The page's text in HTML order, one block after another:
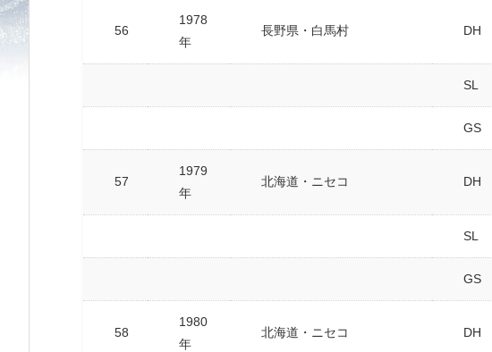
56
1978
年
長野県・白馬村 DH
SL
GS
57
1979
年
北海道・ニセコ DH
SL
GS
58
1980
年
北海道・ニセコ DH